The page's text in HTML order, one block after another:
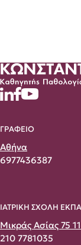
ΓΡΑΦΕΙΟ
Αθήνα
6977436387
ΙΑΤΡΙΚΗ ΣΧΟΛΗ ΕΚΠΑ
Μικράς Ασίας 75
210 7781035